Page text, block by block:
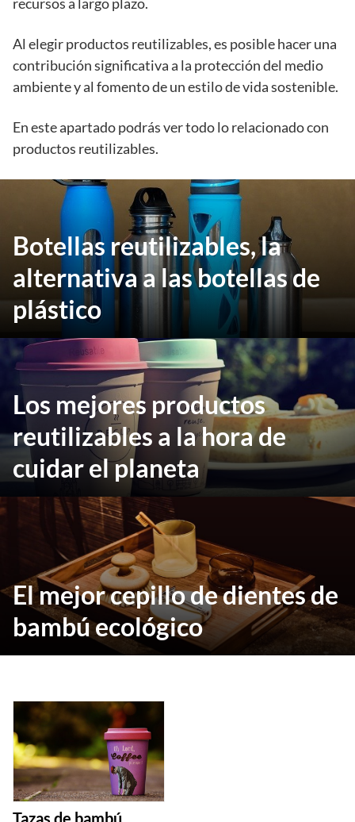
Al elegir productos reutilizables, es posible hacer una
contribución significativa a la protección del medio
ambiente y al fomento de un estilo de vida sostenible.
En este apartado podrás ver todo lo relacionado con
productos reutilizables.
Botellas reutilizables, la
alternativa a las botellas de
plástico
Los mejores productos
reutilizables a la hora de
cuidar el planeta
El mejor cepillo de dientes de
bambú ecológico